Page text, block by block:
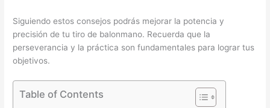
Siguiendo estos consejos podrás mejorar la potencia y
precisión de tu tiro de balonmano. Recuerda que la
perseverancia y la práctica son fundamentales para lograr tus
objetivos.
Table of Contents